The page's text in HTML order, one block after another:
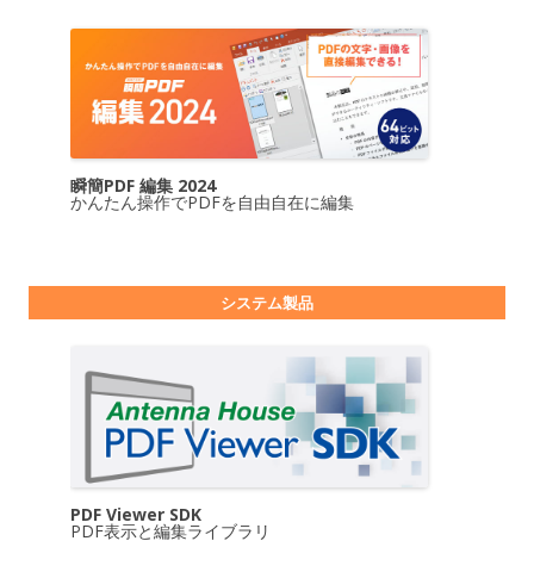
瞬簡PDF 編集 2024
かんたん操作でPDFを自由自在に編集
システム製品
PDF Viewer SDK
PDF表示と編集ライブラリ